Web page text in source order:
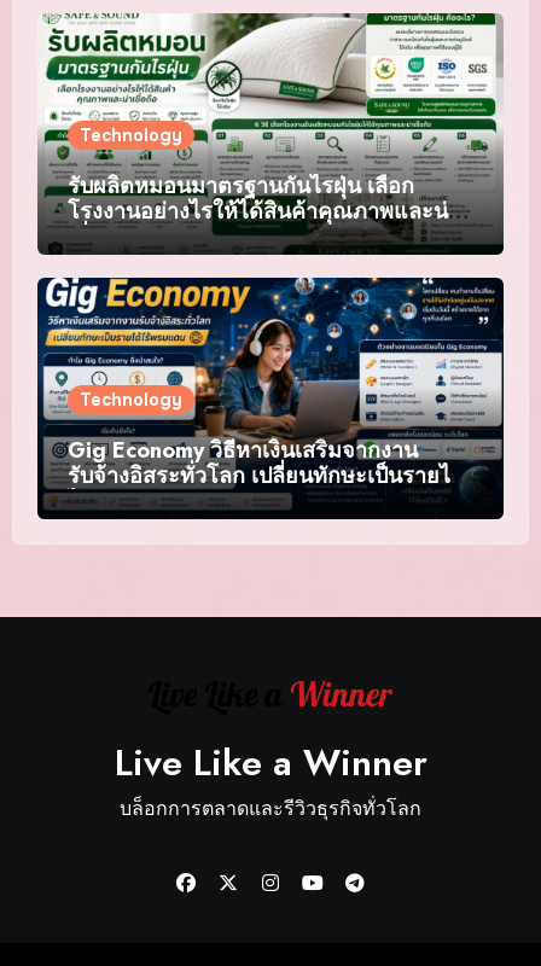
Technology
รับผลิตหมอนมาตรฐานกันไรฝุ่น เลือก
โรงงานอย่างไรให้ได้สินค้าคุณภาพและน่า
เชื่อถือ
Technology
Gig Economy วิธีหาเงินเสริมจากงาน
รับจ้างอิสระทั่วโลก เปลี่ยนทักษะเป็นรายได้
ไร้พรมแดน
Live Like a Winner
บล็อกการตลาดและรีวิวธุรกิจทั่วโลก